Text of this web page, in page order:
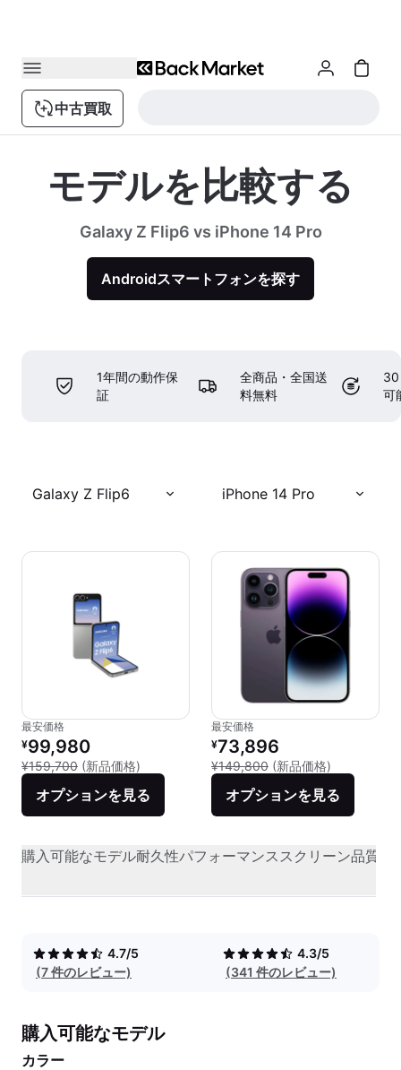
中古買取
モデルを比較する
Galaxy Z Flip6 vs iPhone 14 Pro
Androidスマートフォンを探す
1年間の動作保
証
全商品・全国送
料無料
30
可
Galaxy Z Flip6 iPhone 14 Pro
最安価格
リファービッシュ品の価格：
¥99,980
¥159,700 (新品価格) 新品との比較：¥159,700
オプションを見る
最安価格
リファービッシュ品の価格：
¥73,896
¥149,800 (新品価格)
オプションを見る
購入可能なモデル耐久性パフォーマンススクリーン品質
4.7/5
(7 件のレビュー)
4.3/5
(341 件のレビュー)
購入可能なモデル
カラー